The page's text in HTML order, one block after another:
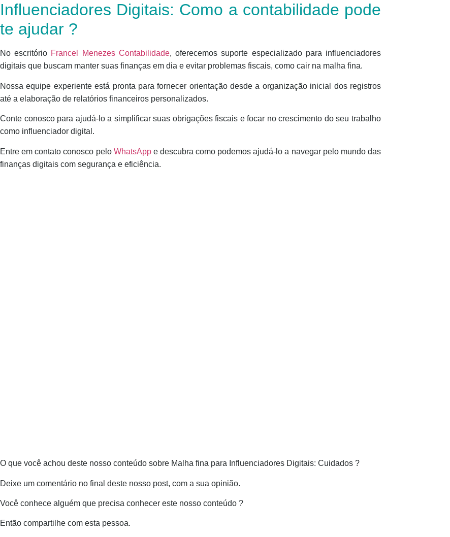
Influenciadores Digitais: Como a contabilidade pode
te ajudar ?
No escritório Francel Menezes Contabilidade, oferecemos suporte especializado para influenciadores
digitais que buscam manter suas finanças em dia e evitar problemas fiscais, como cair na malha fina.
Nossa equipe experiente está pronta para fornecer orientação desde a organização inicial dos registros
até a elaboração de relatórios financeiros personalizados.
Conte conosco para ajudá-lo a simplificar suas obrigações fiscais e focar no crescimento do seu trabalho
como influenciador digital.
Entre em contato conosco pelo WhatsAppe descubra como podemos ajudá-lo a navegar pelo mundo das
finanças digitais com segurança e eficiência.
O que você achou deste nosso conteúdo sobre Malha fina para Influenciadores Digitais: Cuidados ?
Deixe um comentário no final deste nosso post, com a sua opinião.
Você conhece alguém que precisa conhecer este nosso conteúdo ?
Então compartilhe com esta pessoa.